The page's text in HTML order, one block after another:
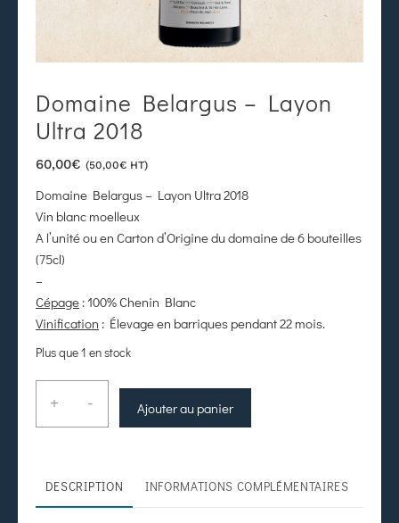
Domaine Belargus – Layon
Ultra 2018
60,00€ (50,00€ HT)
Domaine Belargus – Layon Ultra 2018
Vin blanc moelleux
A l’unité ou en Carton d’Origine du domaine de 6 bouteilles
(75cl)
–
Cépage : 100% Chenin Blanc
Vinification : Élevage en barriques pendant 22 mois.
Plus que 1 en stock
+ - Ajouter au panier
DESCRIPTION INFORMATIONS COMPLÉMENTAIRES